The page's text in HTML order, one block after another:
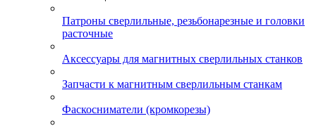
Патроны сверлильные, резьбонарезные и головки
расточные
Аксессуары для магнитных сверлильных станков
Запчасти к магнитным сверлильным станкам
Фаскосниматели (кромкорезы)